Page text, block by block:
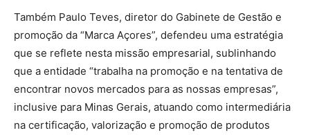
Também Paulo Teves, diretor do Gabinete de Gestão e
promoção da “Marca Açores”, defendeu uma estratégia
que se reflete nesta missão empresarial, sublinhando
que a entidade “trabalha na promoção e na tentativa de
encontrar novos mercados para as nossas empresas”,
inclusive para Minas Gerais, atuando como intermediária
na certificação, valorização e promoção de produtos